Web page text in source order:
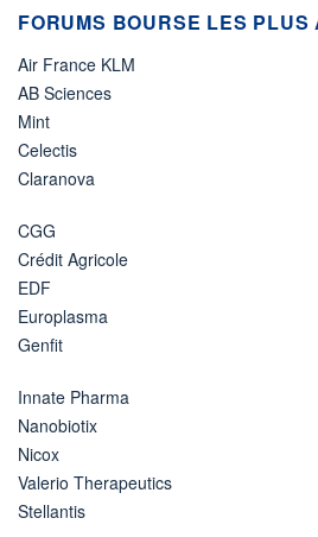
FORUMS BOURSE LES PLUS
Air France KLM
AB Sciences
Mint
Celectis
Claranova
CGG
Crédit Agricole
EDF
Europlasma
Genfit
Innate Pharma
Nanobiotix
Nicox
Valerio Therapeutics
Stellantis